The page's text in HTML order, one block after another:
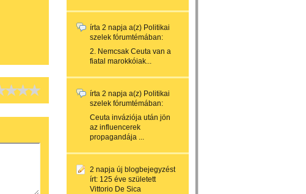
írta 2 napja a(z) Politikai
szelek fórumtémában:
2. Nemcsak Ceuta van a
fiatal marokkóiak...
írta 2 napja a(z) Politikai
szelek fórumtémában:
Ceuta inváziója után jön
az influencerek
propagandája ...
2 napja új blogbejegyzést
írt: 125 éve született
Vittorio De Sica